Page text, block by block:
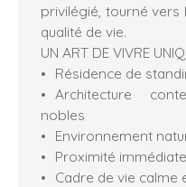
privilégié, tourné vers
qualité de vie.
UN ART DE VIVRE
Résidence de
Architecture
nobles
Environnement
Proximité
Cadre de vie calme